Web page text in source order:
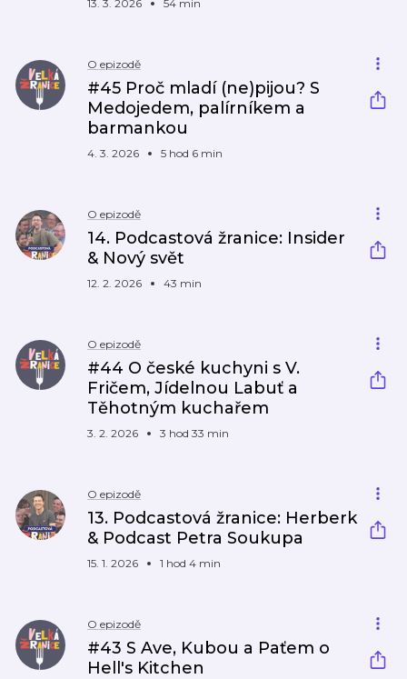
13. 3. 2026 54 min
O epizodě
#45 Proč mladí (ne)pijou? S
Medojedem, palírníkem a
barmankou
4. 3. 2026 5 hod 6 min
O epizodě
14. Podcastová žranice: Insider
& Nový svět
12. 2. 2026 43 min
O epizodě
#44 O české kuchyni s V.
Fričem, Jídelnou Labuť a
Těhotným kuchařem
3. 2. 2026 3 hod 33 min
O epizodě
13. Podcastová žranice: Herberk
& Podcast Petra Soukupa
15. 1. 2026 1 hod 4 min
O epizodě
#43 S Ave, Kubou a Paťem o
Hell's Kitchen